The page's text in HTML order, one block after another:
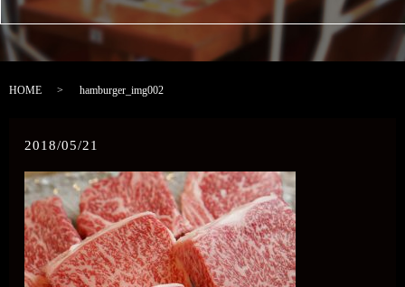
HOME hamburger_img002
2018/05/21